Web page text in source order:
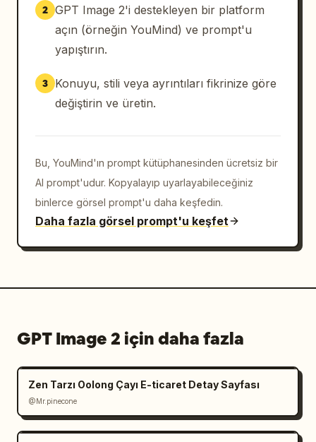
2 GPT Image 2'i destekleyen bir platform
açın (örneğin YouMind) ve prompt'u
yapıştırın.
3
Konuyu, stili veya ayrıntıları fikrinize göre
değiştirin ve üretin.
Bu, YouMind'ın prompt kütüphanesinden ücretsiz bir
AI prompt'udur. Kopyalayıp uyarlayabileceğiniz
binlerce görsel prompt'u daha keşfedin.
Daha fazla görsel prompt'u keşfet
GPT Image 2 için daha fazla
Zen Tarzı Oolong Çayı E-ticaret Detay Sayfası
@Mr.pinecone